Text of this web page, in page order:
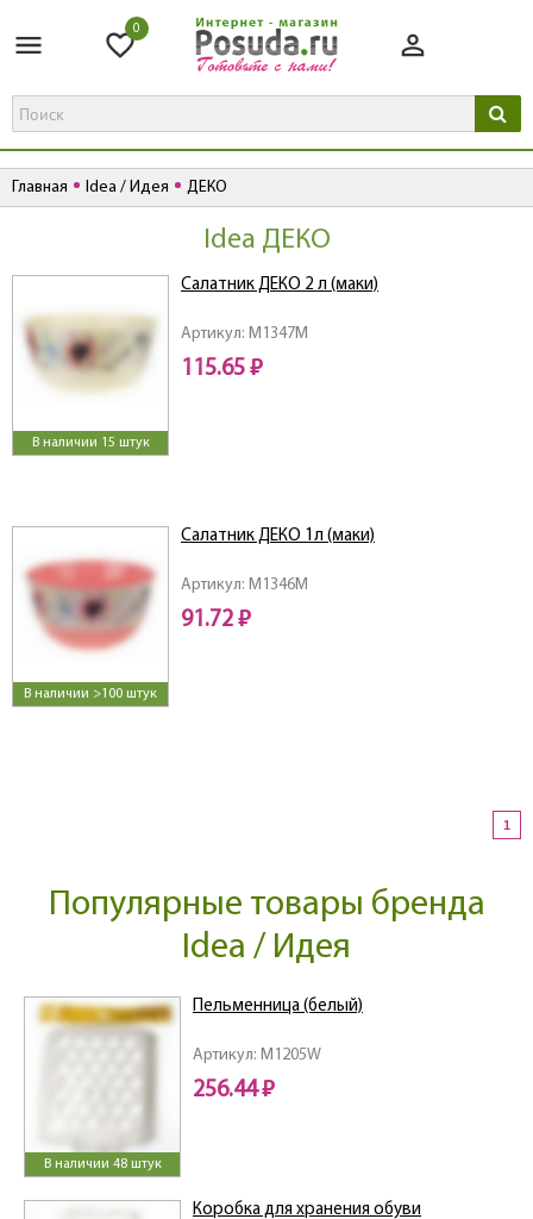
0
Главная Idea / Идея ДЕКО
Idea ДЕКО
В наличии 15 штук
Артикул: M1347M
Салатник ДЕКО 2 л (маки)
115.65 ₽
В наличии >100 штук
Артикул: M1346M
Салатник ДЕКО 1л (маки)
91.72 ₽
1
Популярные товары бренда
Idea / Идея
В наличии 48 штук
Артикул: M1205W
Пельменница (белый)
256.44 ₽
Коробка для хранения обуви